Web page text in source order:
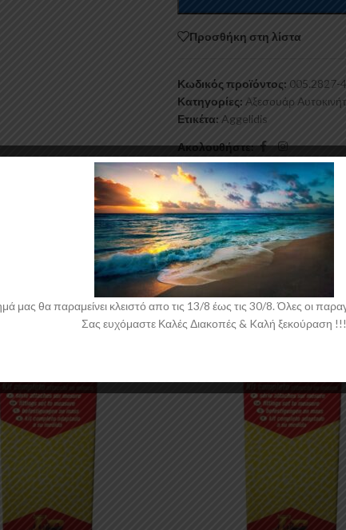
Προσθήκη στη λίστα
Κωδικός προϊόντος: 005.2827-
Κατηγορίες: Αξεσουάρ
Ετικέτα: Aggelidis
Ακολουθήστε:
μας θα παραμείνει κλειστό απο τις 13/8 έως τις 30/8. Όλες οι
Σας ευχόμαστε Καλές Διακοπές & Kαλή ξεκούραση !!!